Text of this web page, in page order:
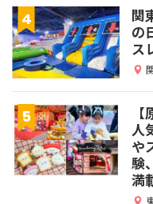
関
の
ス
人
や
験
満